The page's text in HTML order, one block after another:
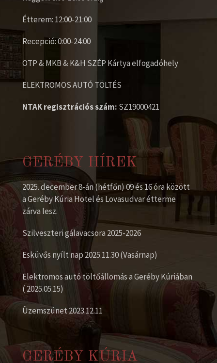
Étterem: 12:00-21:00
Recepció: 0:00-24:00
OTP & MKB & K&H SZÉP Kártya elfogadóhely
ELEKTROMOS AUTÓ TÖLTÉS
NTAK regisztrációs szám: SZ19000421
GERÉBY HÍREK
2025. december 8-án (hétfőn) 09 és 16 óra között
a Geréby Kúria Hotel és Lovasudvar étterme
zárva lesz.
Szilveszteri gálavacsora 2025-2026
Esküvős nyílt nap 2025.11.30 (Vasárnap)
Elektromos autó töltőállomás a Geréby Kúriában
( 2025.05.15)
Üzemszünet 2023.12.11
GERÉBY KÚRIA